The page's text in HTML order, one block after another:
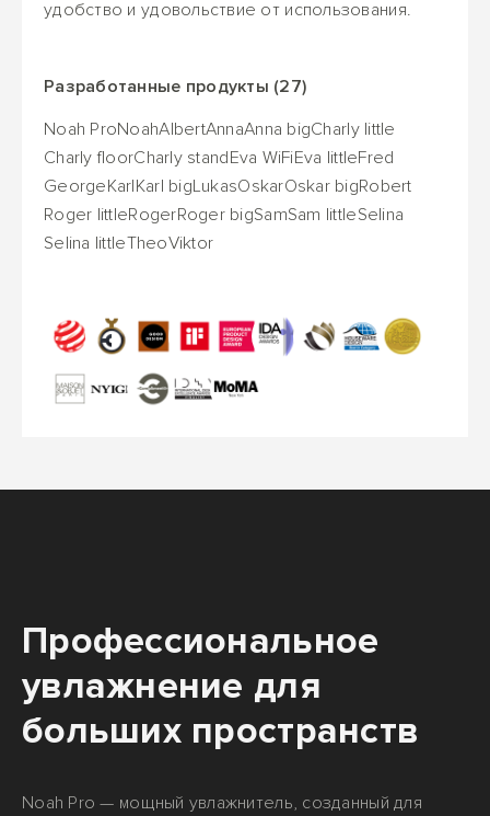
удобство и удовольствие от использования.
Разработанные продукты (27)
Noah ProNoahAlbertAnnaAnna bigCharly little
Charly floorCharly standEva WiFiEva littleFred
GeorgeKarlKarl bigLukasOskarOskar bigRobert
Roger littleRogerRoger bigSamSam littleSelina
Selina littleTheoViktor
Профессиональное
увлажнение для
больших пространств
Noah Pro — мощный увлажнитель, созданный для